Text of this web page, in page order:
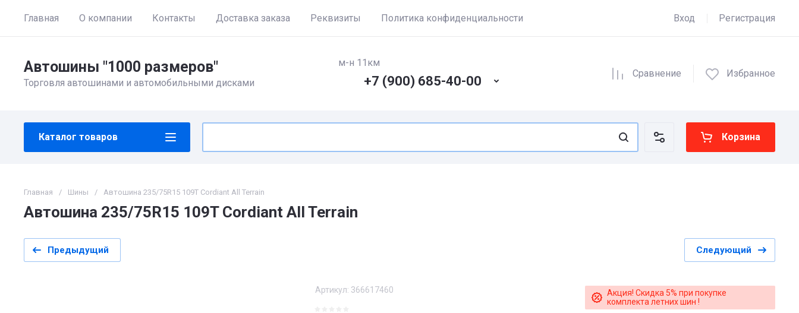
Главная О компании Контакты Доставка заказа Реквизиты Политика конфиденциальности Вход Регистрация
Автошины "1000 размеров"
Торговля автошинами и автомобильными дисками
м-н 11км
+7 (900) 685-40-00
Сравнение Избранное
Каталог товаров Корзина
Главная / Шины / Автошина 235/75R15 109T Cordiant All Terrain
Автошина 235/75R15 109T Cordiant All Terrain
Предыдущий Следующий
Артикул: 366617460
Акция! Скидка 5% при покупке
комплекта летних шин !